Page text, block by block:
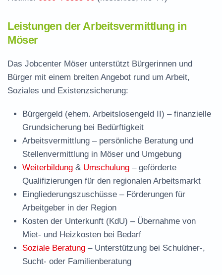
Leistungen der Arbeitsvermittlung in
Möser
Das Jobcenter Möser unterstützt Bürgerinnen und
Bürger mit einem breiten Angebot rund um Arbeit,
Soziales und Existenzsicherung:
Bürgergeld (ehem. Arbeitslosengeld II) – finanzielle
Grundsicherung bei Bedürftigkeit
Arbeitsvermittlung – persönliche Beratung und
Stellenvermittlung in Möser und Umgebung
Weiterbildung & Umschulung – geförderte
Qualifizierungen für den regionalen Arbeitsmarkt
Eingliederungszuschüsse – Förderungen für
Arbeitgeber in der Region
Kosten der Unterkunft (KdU) – Übernahme von
Miet- und Heizkosten bei Bedarf
Soziale Beratung – Unterstützung bei Schuldner-,
Sucht- oder Familienberatung